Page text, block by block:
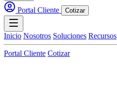
Portal Cliente Cotizar
Inicio Nosotros Soluciones Recursos
Portal Cliente Cotizar